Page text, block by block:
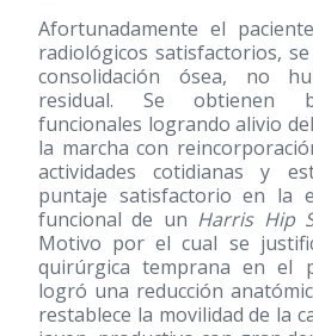
Afortunadamente el
radiológicos satisfactorios,
consolidación ósea, no
residual. Se obtienen
funcionales logrando alivio
la marcha con
actividades cotidianas y
puntaje satisfactorio en la
funcional de un Harris Hip
Motivo por el cual se
quirúrgica temprana en el
logró una reducción
restablece la movilidad de la